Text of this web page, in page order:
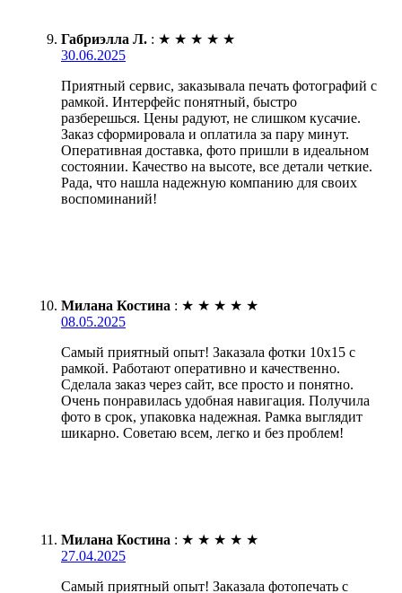
Габриэлла Л. : ★ ★ ★ ★ ★
30.06.2025
Приятный сервис, заказывала печать фотографий с
рамкой. Интерфейс понятный, быстро
разберешься. Цены радуют, не слишком кусачие.
Заказ сформировала и оплатила за пару минут.
Оперативная доставка, фото пришли в идеальном
состоянии. Качество на высоте, все детали четкие.
Рада, что нашла надежную компанию для своих
воспоминаний!
Милана Костина : ★ ★ ★ ★ ★
08.05.2025
Самый приятный опыт! Заказала фотки 10х15 с
рамкой. Работают оперативно и качественно.
Сделала заказ через сайт, все просто и понятно.
Очень понравилась удобная навигация. Получила
фото в срок, упаковка надежная. Рамка выглядит
шикарно. Советаю всем, легко и без проблем!
Милана Костина : ★ ★ ★ ★ ★
27.04.2025
Самый приятный опыт! Заказала фотопечать с